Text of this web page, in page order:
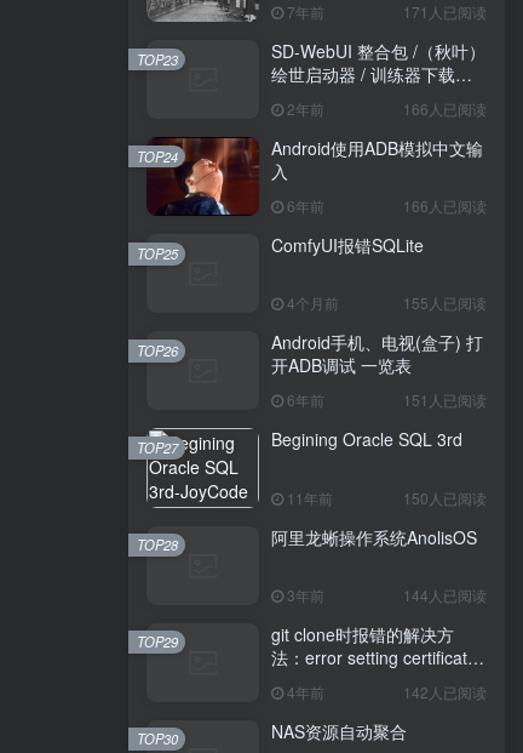
7年前 171人已阅读
SD-WebUI 整合包 /（秋叶）
绘世启动器 / 训练器下载导
2年前 166人已阅读
TOP23
Android使用ADB模拟中文输
入
6年前 166人已阅读
TOP24
ComfyUI报错SQLite
4个月前 155人已阅读
TOP25
Android手机、电视(盒子) 打
开ADB调试 一览表
6年前 151人已阅读
TOP26
Begining Oracle SQL 3rd
11年前 150人已阅读
TOP27
阿里龙蜥操作系统AnolisOS
3年前 144人已阅读
TOP28
git clone时报错的解决方
法：error setting certificate
4年前 142人已阅读
TOP29
NAS资源自动聚合
TOP30